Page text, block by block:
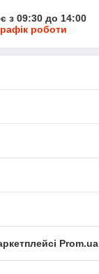
з 09:30 до 14:00
роботи
Prom.ua